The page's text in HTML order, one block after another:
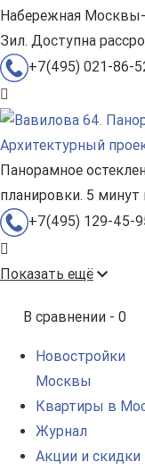
Набережная
Зил. Доступна
+7(495) 021-86-
Архитектурный
Панорамное
планировки. 5
+7(495) 129-45-
Показать ещё
В сравнении - 0
Новостройки
Москвы
Квартиры в
Журнал
Акции и скидки